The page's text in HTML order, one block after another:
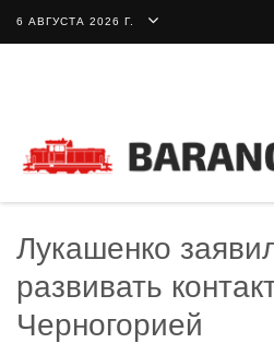
6 АВГУСТА 2026 Г.
Лукашенко
развивать
Черногорией